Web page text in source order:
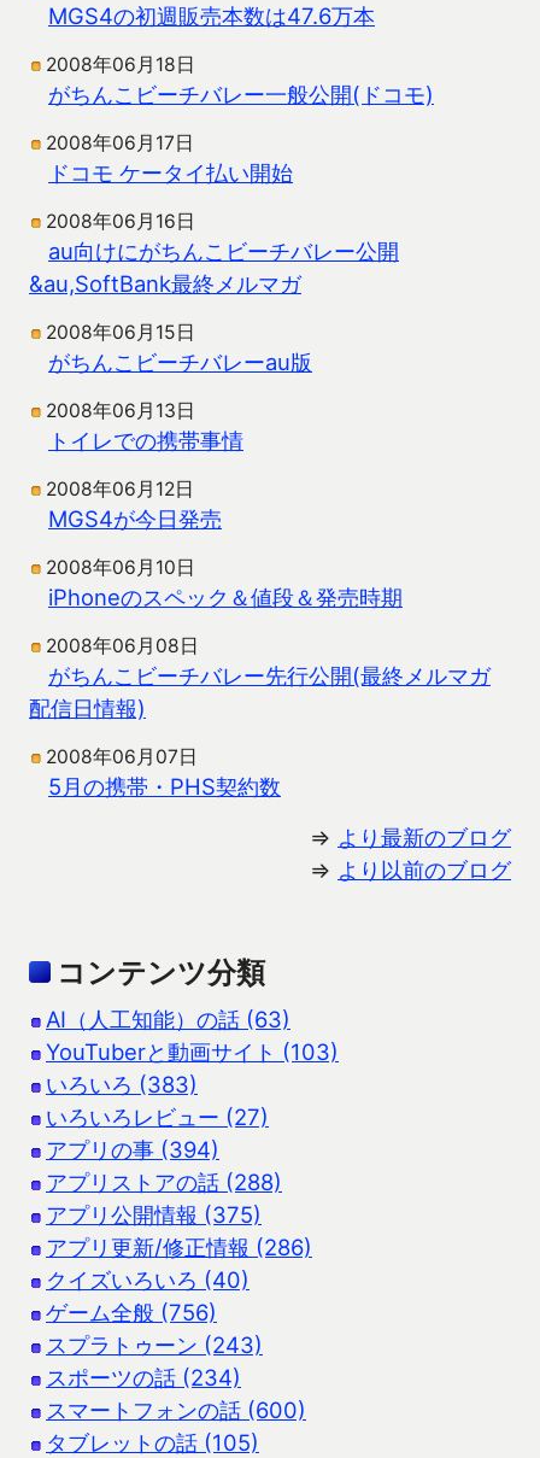
MGS4の初週販売本数は47.6万本
2008年06月18日
がちんこビーチバレー一般公開(ドコモ)
2008年06月17日
ドコモ ケータイ払い開始
2008年06月16日
au向けにがちんこビーチバレー公開
&au,SoftBank最終メルマガ
2008年06月15日
がちんこビーチバレーau版
2008年06月13日
トイレでの携帯事情
2008年06月12日
MGS4が今日発売
2008年06月10日
iPhoneのスペック＆値段＆発売時期
2008年06月08日
がちんこビーチバレー先行公開(最終メルマガ
配信日情報)
2008年06月07日
5月の携帯・PHS契約数
⇒ より最新のブログ
⇒ より以前のブログ
コンテンツ分類
AI（人工知能）の話 (63)
YouTuberと動画サイト (103)
いろいろ (383)
いろいろレビュー (27)
アプリの事 (394)
アプリストアの話 (288)
アプリ公開情報 (375)
アプリ更新/修正情報 (286)
クイズいろいろ (40)
ゲーム全般 (756)
スプラトゥーン (243)
スポーツの話 (234)
スマートフォンの話 (600)
タブレットの話 (105)